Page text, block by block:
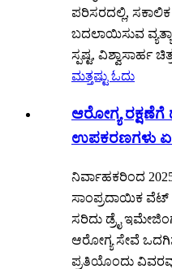
ಪರಿಸರದಲ್ಲಿ,
ಬದಲಾಯಿಸುವ
ಸ್ಪಷ್ಟ, ವಿಶ್ವಾಸಾರ್ಹ
ಮತ್ತಷ್ಟು ಓದು
ಆರೋಗ್ಯ ರಕ್ಷಣೆಗೆ
ಉಪಕರಣಗಳು
ನಿರ್ವಾಹಕರಿಂದ
ಸಾಂಪ್ರದಾಯಿಕ
ಸರಿದು ಡ್ರೈ
ಆರೋಗ್ಯ ಸೇವೆ
ಪ್ರತಿಯೊಂದು